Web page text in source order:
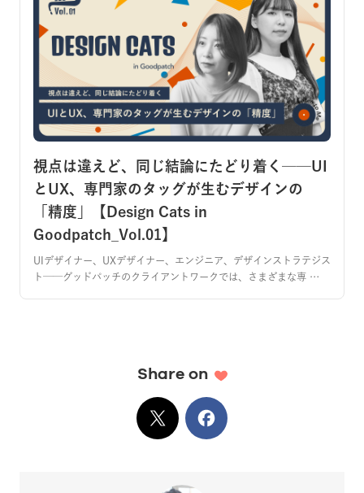
視点は違えど、同じ結論にたどり着く──UI
とUX、専門家のタッグが生むデザインの
「精度」【Design Cats in
Goodpatch_Vol.01】
UIデザイナー、UXデザイナー、エンジニア、デザインストラテジス
ト──グッドパッチのクライアントワークでは、さまざまな専 …
Share on
XでシェアFacebook